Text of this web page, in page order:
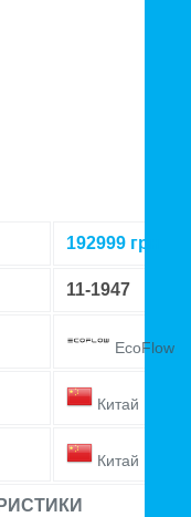
192999 грн
11-1947
EcoFlow
Китай
Китай